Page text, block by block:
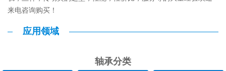
来电咨询购买！
应用领域
轴承分类